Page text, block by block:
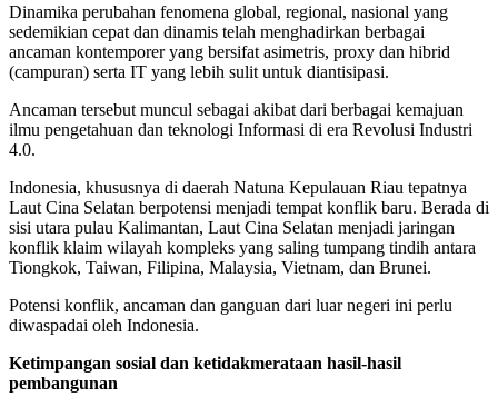
Dinamika perubahan fenomena global, regional, nasional yang
sedemikian cepat dan dinamis telah menghadirkan berbagai
ancaman kontemporer yang bersifat asimetris, proxy dan hibrid
(campuran) serta IT yang lebih sulit untuk diantisipasi.
Ancaman tersebut muncul sebagai akibat dari berbagai kemajuan
ilmu pengetahuan dan teknologi Informasi di era Revolusi Industri
4.0.
Indonesia, khususnya di daerah Natuna Kepulauan Riau tepatnya
Laut Cina Selatan berpotensi menjadi tempat konflik baru. Berada di
sisi utara pulau Kalimantan, Laut Cina Selatan menjadi jaringan
konflik klaim wilayah kompleks yang saling tumpang tindih antara
Tiongkok, Taiwan, Filipina, Malaysia, Vietnam, dan Brunei.
Potensi konflik, ancaman dan ganguan dari luar negeri ini perlu
diwaspadai oleh Indonesia.
Ketimpangan sosial dan ketidakmerataan hasil-hasil
pembangunan